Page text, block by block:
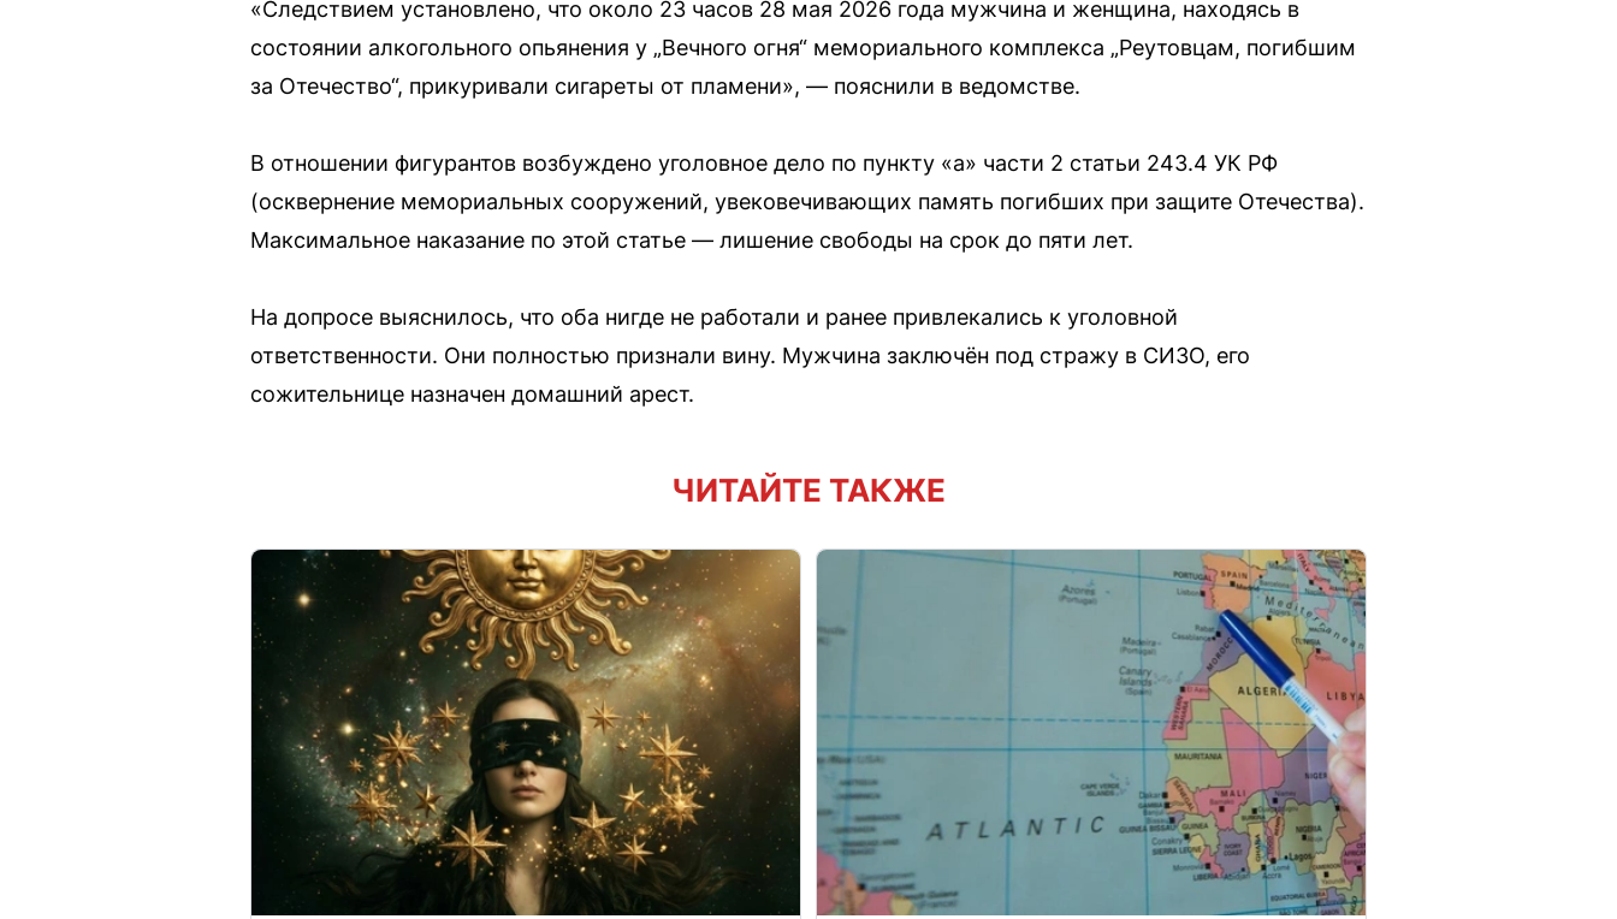
«Следствием установлено, что около 23 часов 28 мая 2026 года мужчина и женщина, находясь в
состоянии алкогольного опьянения у „Вечного огня“ мемориального комплекса „Реутовцам, погибшим
за Отечество“, прикуривали сигареты от пламени», — пояснили в ведомстве.
В отношении фигурантов возбуждено уголовное дело по пункту «а» части 2 статьи 243.4 УК РФ
(осквернение мемориальных сооружений, увековечивающих память погибших при защите Отечества).
Максимальное наказание по этой статье — лишение свободы на срок до пяти лет.
На допросе выяснилось, что оба нигде не работали и ранее привлекались к уголовной
ответственности. Они полностью признали вину. Мужчина заключён под стражу в СИЗО, его
сожительнице назначен домашний арест.
ЧИТАЙТЕ ТАКЖЕ